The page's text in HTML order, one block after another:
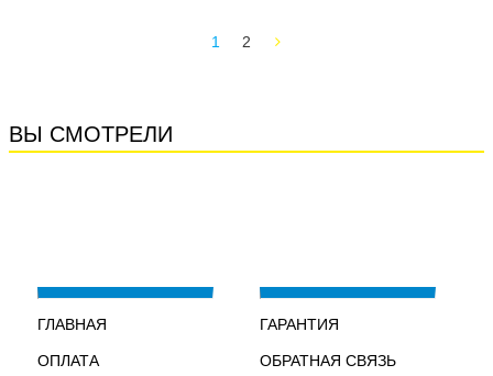
1 2
ВЫ СМОТРЕЛИ
ГЛАВНАЯ
ОПЛАТА
ГАРАНТИЯ
ОБРАТНАЯ СВЯЗЬ